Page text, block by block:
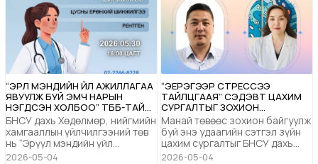
“ЭРҮҮЛ МЭНДИЙН ҮЙЛ АЖИЛЛАГАА
ЯВУУЛЖ БУЙ ЭМЧ НАРЫН
НЭГДСЭН ХОЛБОО” ТББ-ТАЙ
ХАМТРАН ҮНЭ ТӨЛБӨРГҮЙ ҮЗЛЭГ
ОНОШИЛГООГ ЗОХИОН
БАЙГУУЛНА
БНСУ дахь Хөдөлмөр, нийгмийн
хамгааллын үйлчилгээний төв
нь “Эрүүл мэндийн үйл
ажиллагаа явуулж буй эмч
2026-05-04
“ЭЕРЭГЭЭР СТРЕССЭЭ
ТАЙЛЦГААЯ” СЭДЭВТ ЦАХИМ
СУРГАЛТЫГ ЗОХИОН
БАЙГУУЛНА
Манай төвөөс зохион байгуулж
буй энэ удаагийн сэтгэл зүйн
цахим сургалтыг БНСУ дахь
ХНХҮТ-ийн сэтгэл засалч эмч
2026-05-04